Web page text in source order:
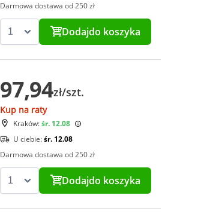
Darmowa dostawa od 250 zł
Dodajdo koszyka
97,94zł/szt.
Kup na raty
Kraków:śr. 12.08
U ciebie:śr. 12.08
Darmowa dostawa od 250 zł
Dodajdo koszyka